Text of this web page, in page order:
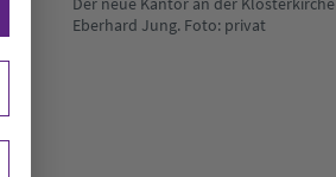
Der neue Kantor an der Klosterkirche
Eberhard Jung. Foto: privat